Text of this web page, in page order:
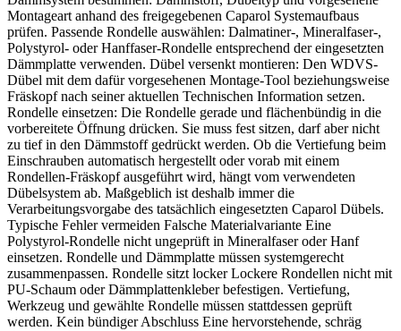
Montageart anhand des freigegebenen Caparol Systemaufbaus
prüfen. Passende Rondelle auswählen: Dalmatiner-, Mineralfaser-,
Polystyrol- oder Hanffaser-Rondelle entsprechend der eingesetzten
Dämmplatte verwenden. Dübel versenkt montieren: Den WDVS-
Dübel mit dem dafür vorgesehenen Montage-Tool beziehungsweise
Fräskopf nach seiner aktuellen Technischen Information setzen.
Rondelle einsetzen: Die Rondelle gerade und flächenbündig in die
vorbereitete Öffnung drücken. Sie muss fest sitzen, darf aber nicht
zu tief in den Dämmstoff gedrückt werden. Ob die Vertiefung beim
Einschrauben automatisch hergestellt oder vorab mit einem
Rondellen-Fräskopf ausgeführt wird, hängt vom verwendeten
Dübelsystem ab. Maßgeblich ist deshalb immer die
Verarbeitungsvorgabe des tatsächlich eingesetzten Caparol Dübels.
Typische Fehler vermeiden Falsche Materialvariante Eine
Polystyrol-Rondelle nicht ungeprüft in Mineralfaser oder Hanf
einsetzen. Rondelle und Dämmplatte müssen systemgerecht
zusammenpassen. Rondelle sitzt locker Lockere Rondellen nicht mit
PU-Schaum oder Dämmplattenkleber befestigen. Vertiefung,
Werkzeug und gewählte Rondelle müssen stattdessen geprüft
werden. Kein bündiger Abschluss Eine hervorstehende, schräg